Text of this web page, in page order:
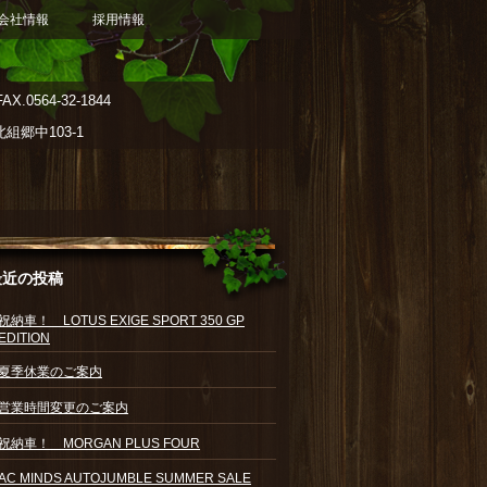
32-1844
組郷中103-1
社情報 採用情報
の投稿
納車！ LOTUS EXIGE SPORT 350 GP
季休業のご案内
業時間変更のご案内
納車！ MORGAN PLUS FOUR
MINDS AUTOJUMBLE SUMMER SALE